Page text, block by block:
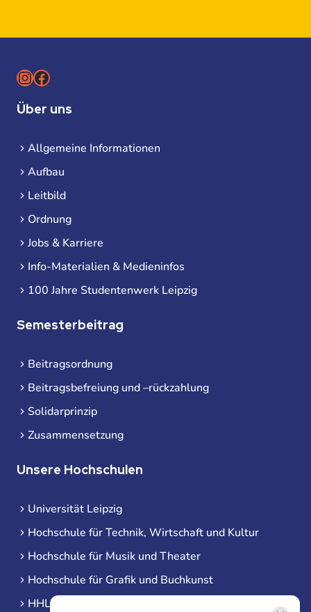
Instagram
Facebook
Über uns
Allgemeine Informationen
Aufbau
Leitbild
Ordnung
Jobs & Karriere
Info-Materialien & Medieninfos
100 Jahre Studentenwerk Leipzig
Semesterbeitrag
Beitragsordnung
Beitragsbefreiung und –rückzahlung
Solidarprinzip
Zusammensetzung
Unsere Hochschulen
Universität Leipzig
Hochschule für Technik, Wirtschaft und Kultur
Hochschule für Musik und Theater
Hochschule für Grafik und Buchkunst
HHL Leipzig